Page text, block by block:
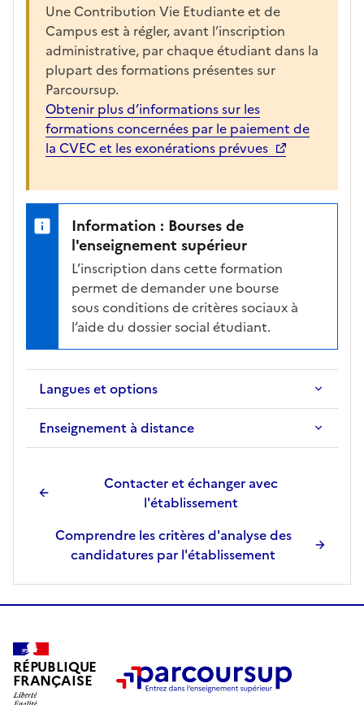
h
a
r
g
é
e
p
o
f
f
i
c
h
e
r
l
f
c
e
e
l
f
o
a
t
Une Contribution Vie Etudiante et de
Campus est à régler, avant l’inscription
administrative, par chaque étudiant dans la
plupart des formations présentes sur
Parcoursup.
Obtenir plus d’informations sur les
formations concernées par le paiement de
la CVEC et les exonérations prévues
Information : Bourses de
l'enseignement supérieur
L’inscription dans cette formation
permet de demander une bourse
sous conditions de critères sociaux à
l’aide du dossier social étudiant.
Langues et options
Enseignement à distance
Contacter et échanger avec
l'établissement
Comprendre les critères d'analyse des
candidatures par l'établissement
RÉPUBLIQUE
FRANÇAISE